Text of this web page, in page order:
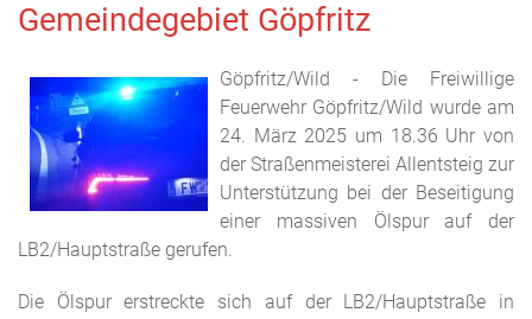
Gemeindegebiet Göpfritz
Göpfritz/Wild - Die Freiwillige
Feuerwehr Göpfritz/Wild wurde am
24. März 2025 um 18.36 Uhr von
der Straßenmeisterei Allentsteig zur
Unterstützung bei der Beseitigung
einer massiven Ölspur auf der
LB2/Hauptstraße gerufen.
Die Ölspur erstreckte sich auf der LB2/Hauptstraße in